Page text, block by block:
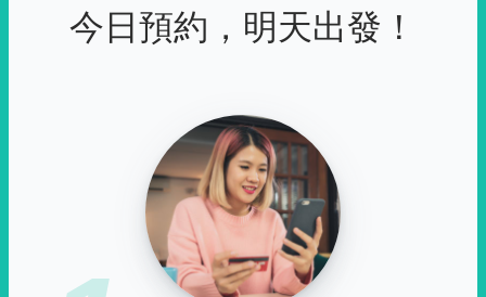
今日預約，明天出發！